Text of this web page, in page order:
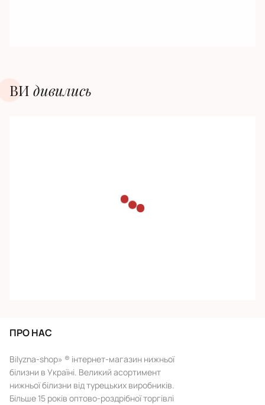
ВИ дивилиcь
ПРО НАС
Bilyzna-shop» ® інтернет-магазин нижньої
білизни в Україні. Великий асортимент
нижньої білизни від турецьких виробників.
Більше 15 років оптово-роздрібної торгівлі